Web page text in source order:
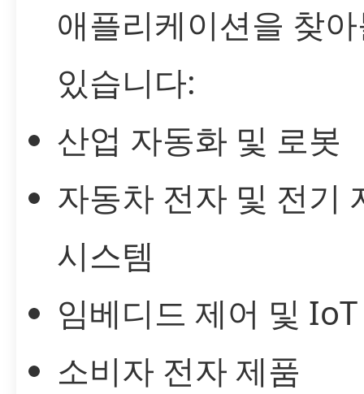
애플리케이션을 찾
있습니다:
산업 자동화 및 로봇
자동차 전자 및 전기
시스템
임베디드 제어 및
소비자 전자 제품